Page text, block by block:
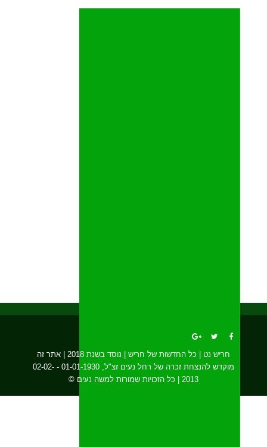
חריש נט | כל החדשות של חריש | נוסד בשנת 2018 | אתר זה
מוקדש להנצחת זכרה של רחל נעים זצ"ל, 01-01-1930 - 02-02-